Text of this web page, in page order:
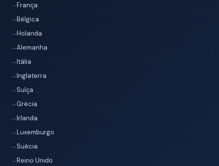
França
Bélgica
Holanda
Alemanha
Itália
Inglaterra
Suíça
Grécia
Irlanda
Luxemburgo
Suécia
Reino Unido